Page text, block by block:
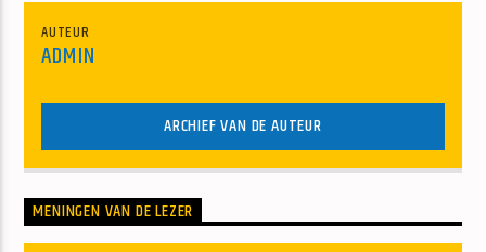
AUTEUR
ADMIN
ARCHIEF VAN DE AUTEUR
MENINGEN VAN DE LEZER